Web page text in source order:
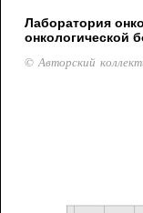
Лаборатория
онкологической
© Авторский